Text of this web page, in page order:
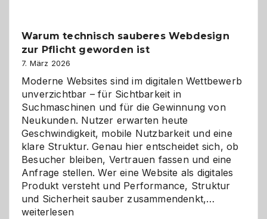
den
Logikrätseln
Warum technisch sauberes Webdesign
zur Pflicht geworden ist
7. März 2026
Moderne Websites sind im digitalen Wettbewerb
unverzichtbar – für Sichtbarkeit in
Suchmaschinen und für die Gewinnung von
Neukunden. Nutzer erwarten heute
Geschwindigkeit, mobile Nutzbarkeit und eine
klare Struktur. Genau hier entscheidet sich, ob
Besucher bleiben, Vertrauen fassen und eine
Anfrage stellen. Wer eine Website als digitales
Produkt versteht und Performance, Struktur
und Sicherheit sauber zusammendenkt,…
weiterlesen